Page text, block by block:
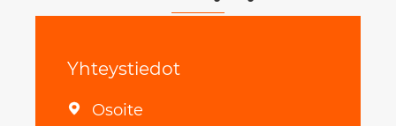
Yhteystiedot
 Osoite